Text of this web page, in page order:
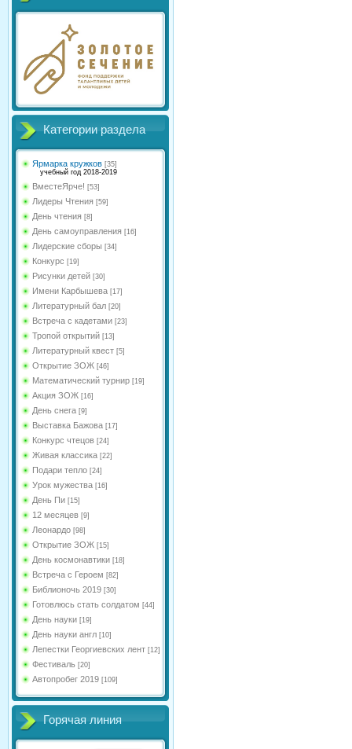
Категории раздела
Ярмарка кружков [35]
учебный год 2018-2019
ВместеЯрче! [53]
Лидеры Чтения [59]
День чтения [8]
День самоуправления [16]
Лидерские сборы [34]
Конкурс [19]
Рисунки детей [30]
Имени Карбышева [17]
Литературный бал [20]
Встреча с кадетами [23]
Тропой открытий [13]
Литературный квест [5]
Открытие ЗОЖ [46]
Математический турнир [19]
Акция ЗОЖ [16]
День снега [9]
Выставка Бажова [17]
Конкурс чтецов [24]
Живая классика [22]
Подари тепло [24]
Урок мужества [16]
День Пи [15]
12 месяцев [9]
Леонардо [98]
Открытие ЗОЖ [15]
День космонавтики [18]
Встреча с Героем [82]
Библионочь 2019 [30]
Готовлюсь стать солдатом [44]
День науки [19]
День науки англ [10]
Лепестки Георгиевских лент [12]
Фестиваль [20]
Автопробег 2019 [109]
Горячая линия